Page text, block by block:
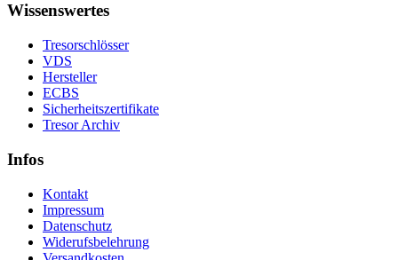
Wissenswertes
Tresorschlösser
VDS
Hersteller
ECBS
Sicherheitszertifikate
Tresor Archiv
Infos
Kontakt
Impressum
Datenschutz
Widerufsbelehrung